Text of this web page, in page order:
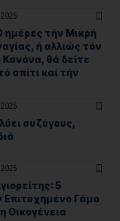
ημέρες τήν Μικρή
ή αλλιώς τόν
θά δείτε
σπίτι καί τήν
συζύγους,
5
Επιτυχημένο Γάμο
Οικογένεια